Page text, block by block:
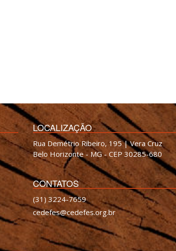
LOCALIZAÇÃO
Rua Demétrio Ribeiro, 195 | Vera Cruz
Belo Horizonte - MG - CEP 30285-680
CONTATOS
(31) 3224-7659
cedefes@cedefes.org.br